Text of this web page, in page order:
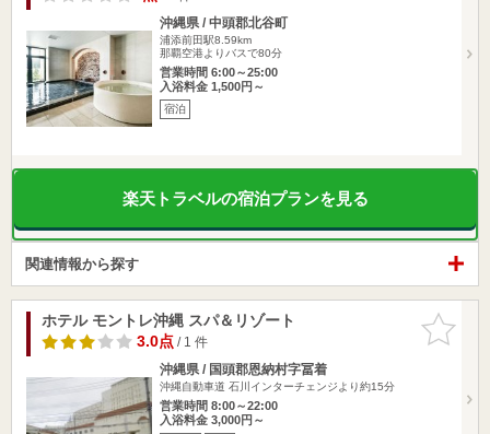
沖縄県 / 中頭郡北谷町
浦添前田駅8.59km
那覇空港よりバスで80分
営業時間 6:00～25:00
入浴料金 1,500円～
宿泊
楽天トラベルの宿泊プランを見る
関連情報から探す
お気に入
りに追加
ホテル モントレ沖縄 スパ＆リゾート
3.0点/ 1 件
沖縄県 / 国頭郡恩納村字冨着
沖縄自動車道 石川インターチェンジより約15分
営業時間 8:00～22:00
入浴料金 3,000円～